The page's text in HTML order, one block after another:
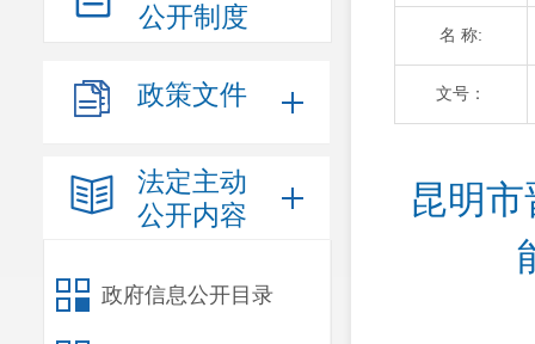
公开制度
政策文件
法定主动
公开内容
政府信息公开目录
名 称:
文号：
昆明